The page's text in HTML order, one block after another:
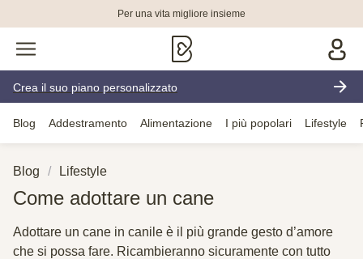
Per una vita migliore insieme
Crea il suo piano personalizzato
Blog Addestramento Alimentazione I più popolari Lifestyle
Blog Lifestyle
Come adottare un cane
Adottare un cane in canile è il più grande gesto d’amore
che si possa fare. Ricambieranno sicuramente con tutto